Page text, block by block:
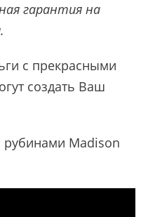
гарантия на
с прекрасными
создать Ваш
рубинами Madison